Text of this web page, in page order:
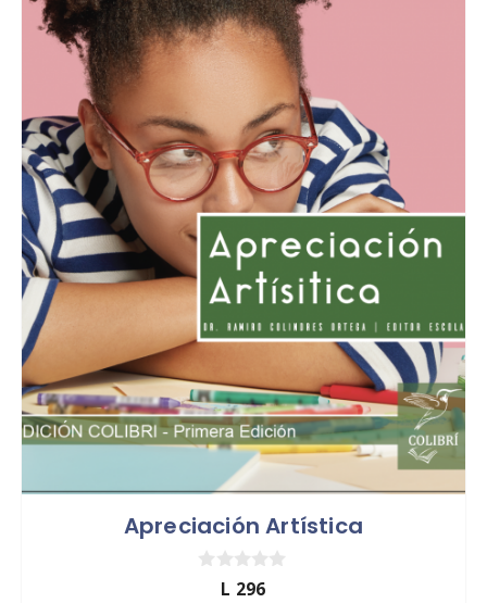
Apreciación Artística
L 296